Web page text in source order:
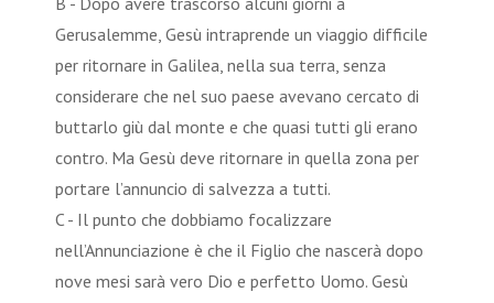
Gerusalemme, Gesù intraprende un viaggio difficile
per ritornare in Galilea, nella sua terra, senza
considerare che nel suo paese avevano cercato di
buttarlo giù dal monte e che quasi tutti gli erano
contro. Ma Gesù deve ritornare in quella zona per
portare l’annuncio di salvezza a tutti.
C - Il punto che dobbiamo focalizzare
nell’Annunciazione è che il Figlio che nascerà dopo
nove mesi sarà vero Dio e perfetto Uomo. Gesù